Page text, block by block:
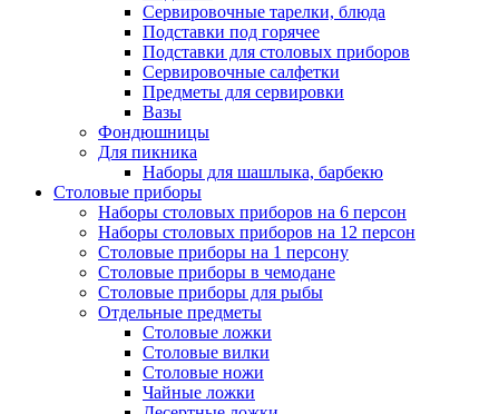
Сервировочные тарелки, блюда
Подставки под горячее
Подставки для столовых приборов
Сервировочные салфетки
Предметы для сервировки
Вазы
Фондюшницы
Для пикника
Наборы для шашлыка, барбекю
Столовые приборы
Наборы столовых приборов на 6 персон
Наборы столовых приборов на 12 персон
Столовые приборы на 1 персону
Столовые приборы в чемодане
Столовые приборы для рыбы
Отдельные предметы
Столовые ложки
Столовые вилки
Столовые ножи
Чайные ложки